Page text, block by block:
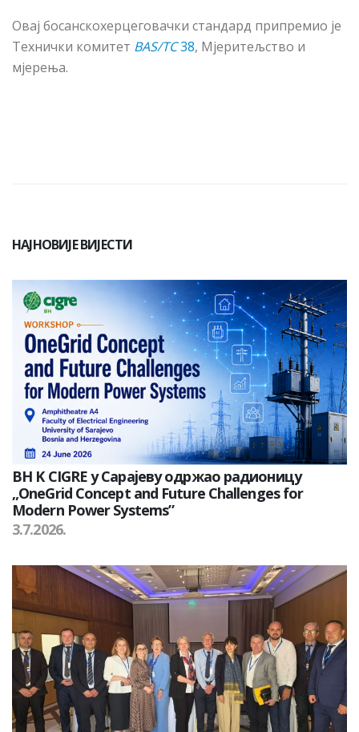
Овај босанскохерцеговачки стандард припремио је
Технички комитет BAS/TC38, Мјеритељство и
мјерења.
НАЈНОВИЈЕ ВИЈЕСТИ
BH K CIGRE у Сарајеву одржао радионицу
„OneGrid Concept and Future Challenges for
Modern Power Systems”
3.7.2026.